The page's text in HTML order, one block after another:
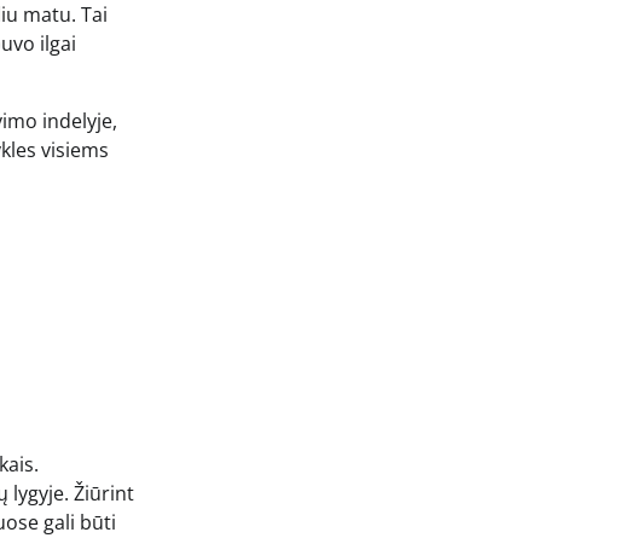
matu. Tai
ilgai
indelyje,
visiems
lygyje. Žiūrint
gali būti